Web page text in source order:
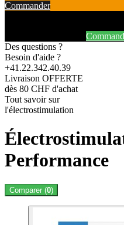
Commander
Des questions ?
Besoin d'aide ?
+41.22.342.40.39
Livraison OFFERTE
dès 80 CHF d'achat
Tout savoir sur
l'électrostimulation
Performance
Comparer (0)